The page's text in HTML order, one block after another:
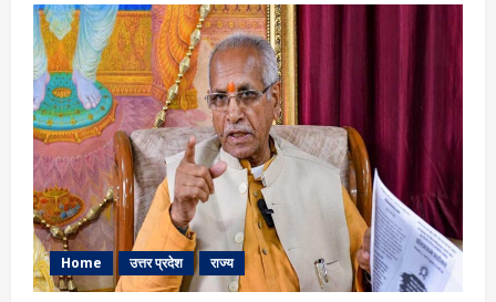
कौन
हैं
चंपत
राय?
राम
मंदिर
आंदोलन
के
उस
रणनीतिकार
की
कहानी,
जो
हमेशा
पर्दे
के
पीछे
रहे
Home उत्तर प्रदेश राज्य